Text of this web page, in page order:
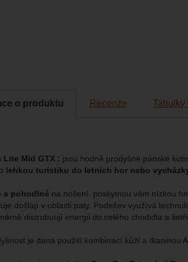
o produktu Recenze
Lite Mid GTX : jsou hodně prodyšné pánské
lehkou turistiku do letních hor nebo
a pohodlné na nošení. poskytnou vám nízkou
došlap v oblasti paty. Podešev využívá
distrubuují energii do celého chodidla a
je daná použití kombinací kůží a tkaninou